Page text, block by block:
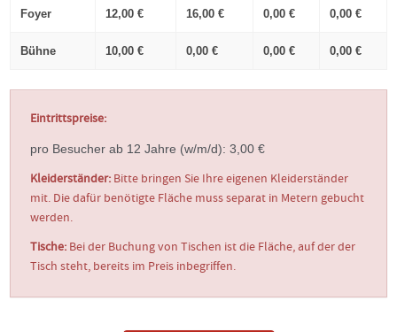
Foyer 12,00 € 16,00 € 0,00 € 0,00 €
Bühne 10,00 € 0,00 € 0,00 € 0,00 €
Eintrittspreise:
pro Besucher ab 12 Jahre (w/m/d): 3,00 €
Kleiderständer:Bitte bringen Sie Ihre eigenen Kleiderständer
mit. Die dafür benötigte Fläche muss separat in Metern gebucht
werden.
Tische:Bei der Buchung von Tischen ist die Fläche, auf der der
Tisch steht, bereits im Preis inbegriffen.